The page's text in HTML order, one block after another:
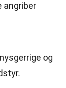
angriber
og